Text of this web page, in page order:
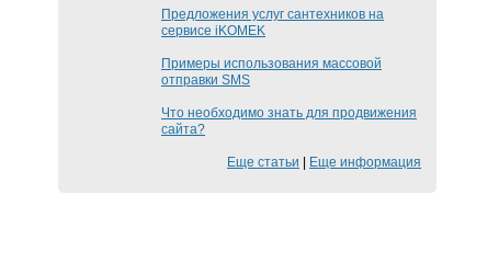
Предложения услуг сантехников на
сервисе iKOMEK
Примеры использования массовой
отправки SMS
Что необходимо знать для продвижения
сайта?
Еще статьи | Еще информация